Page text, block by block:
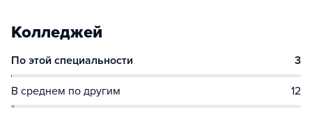
Колледжей
По этой специальности 3
В среднем по другим 12